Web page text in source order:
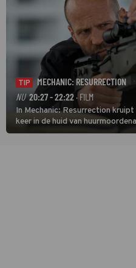
TIP
MECHANIC: RESURRECTION
NU 20:27 - 22:22· FILM
In Mechanic: Resurrection
keer in de huid van
donder op kunt zeggen dat er